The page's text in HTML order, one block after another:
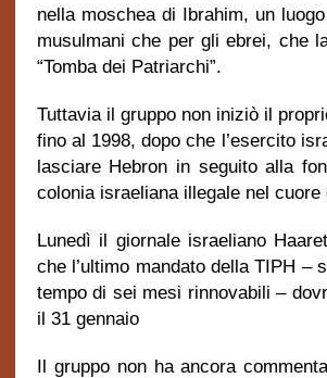
nella moschea di Ibrahim, un
musulmani che per gli ebrei, che
“Tomba dei Patriarchi”.
Tuttavia il gruppo non iniziò il
fino al 1998, dopo che l’esercito
lasciare Hebron in seguito alla
colonia israeliana illegale nel cuore
Lunedì il giornale israeliano
che l’ultimo mandato della TIPH –
tempo di sei mesi rinnovabili –
il 31 gennaio
Il gruppo non ha ancora